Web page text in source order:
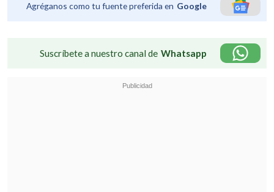
Agréganos como tu fuente preferida en Google
Suscríbete a nuestro canal de Whatsapp